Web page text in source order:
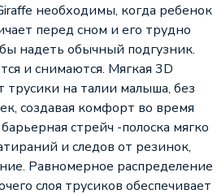
необходимы, когда ребенок
перед сном и его трудно
надеть обычный подгузник.
и снимаются. Мягкая 3D
на талии малыша, без
создавая комфорт во время
стрейч -полоска мягко
и следов от резинок,
Равномерное распределение
слоя трусиков обеспечивает